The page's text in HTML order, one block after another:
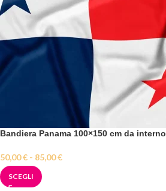
Bandiera Panama 100×150 cm da interno
50,00€ - 85,00€
SCEGLI